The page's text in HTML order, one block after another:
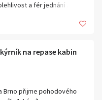
a fér jednání .
na repase kabin
Brno přijme pohodového